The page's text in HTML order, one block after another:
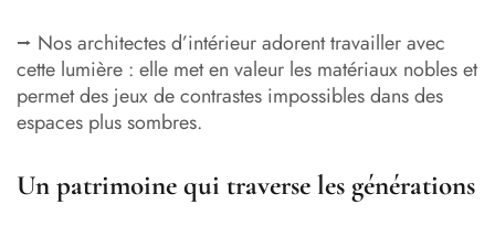
⭢ Nos architectes d’intérieur adorent travailler avec
cette lumière : elle met en valeur les matériaux nobles et
permet des jeux de contrastes impossibles dans des
espaces plus sombres.
Un patrimoine qui traverse les générations